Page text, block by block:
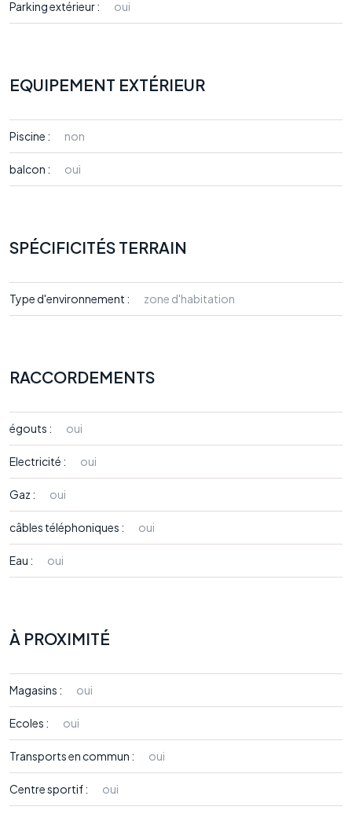
Parking extérieur : oui
EQUIPEMENT EXTÉRIEUR
Piscine : non
balcon : oui
SPÉCIFICITÉS TERRAIN
Type d'environnement : zone d'habitation
RACCORDEMENTS
égouts : oui
Electricité : oui
Gaz : oui
câbles téléphoniques : oui
Eau : oui
À PROXIMITÉ
Magasins : oui
Ecoles : oui
Transports en commun : oui
Centre sportif : oui